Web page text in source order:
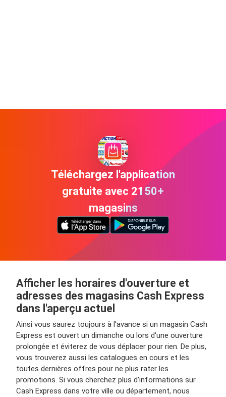
Téléchargez l'application
gratuite avec 2150+
magasins
Afficher les horaires d'ouverture et
adresses des magasins Cash Express
dans l'aperçu actuel
Ainsi vous saurez toujours à l'avance si un magasin Cash
Express est ouvert un dimanche ou lors d'une ouverture
prolongée et éviterez de vous déplacer pour rien. De plus,
vous trouverez aussi les catalogues en cours et les
toutes dernières offres pour ne plus rater les
promotions. Si vous cherchez plus d'informations sur
Cash Express dans votre ville ou département, nous